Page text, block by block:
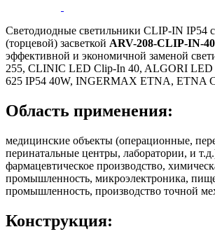
Светодиодные светильники CLIP-IN IP54
(торцевой) засветкой ARV-208-CLIP-IN-
эффективной и экономичной заменой
255, CLINIC LED Clip-In 40, ALGORI LED
625 IP54 40W, INGERMAX ETNA, ETNA
Область применения:
медицинские объекты (операционные,
перинатальные центры, лаборатории, и
фармацевтическое производство,
промышленность, микроэлектроника,
промышленность, производство точной
Конструкция: